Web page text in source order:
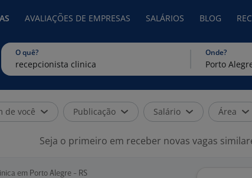
AVALIAÇÕES DE EMPRESAS SALÁRIOS BLOG
O quê? Onde?
de você Publicação Salário Área
Seja o primeiro em receber novas vagas
em Porto Alegre - RS